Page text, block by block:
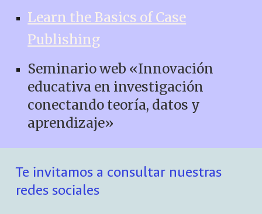
Learn the Basics of Case
Publishing
Seminario web «Innovación
educativa en investigación
conectando teoría, datos y
aprendizaje»
Te invitamos a consultar nuestras
redes sociales